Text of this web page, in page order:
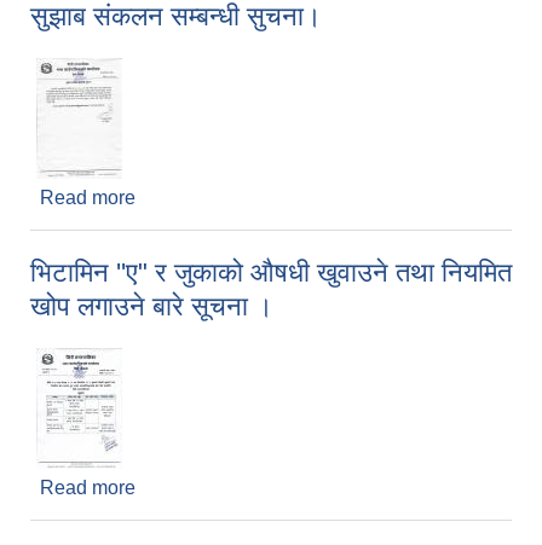
सुझाब संकलन सम्बन्धी सुचना।
Read more
भिटामिन ''ए" र जुकाको औषधी खुवाउने तथा नियमित
खोप लगाउने बारे‍ सूचना ।
Read more